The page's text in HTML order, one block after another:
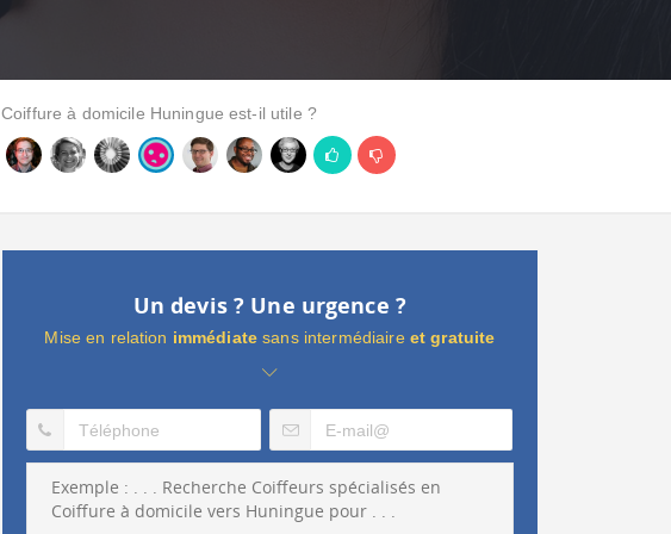
Coiffure à domicile Huningue est-il utile ?
Un devis ? Une urgence ?
Mise en relation immédiate sans intermédiaire et gratuite